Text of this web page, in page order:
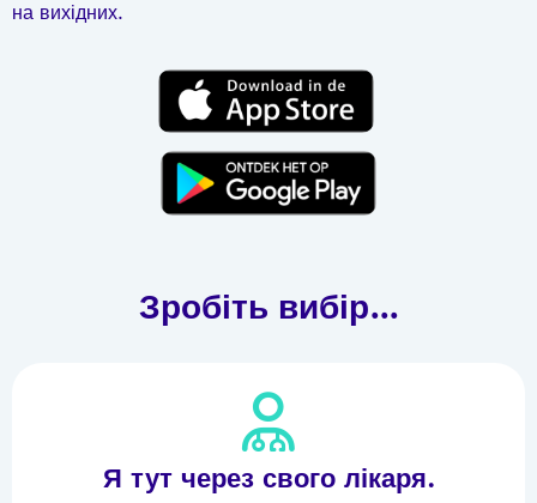
на вихідних.
Зробіть вибір...
Я тут через свого лікаря.